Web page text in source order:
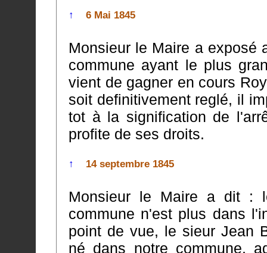
↑ 6 Mai 1845
Monsieur le Maire a exposé
commune ayant le plus grand interet à
vient de gagner en cours
soit definitivement reglé, il importe que l'on fasse procéder au plus
tot à la signification de l'arrêt qui
profite de ses droits.
↑ 14 septembre 1845
Monsieur le Maire a dit :
commune n'est plus dans l'intention de
point de vue, le sieur Jean
né dans notre commune, agé de 29 ans, domicilié dans notre